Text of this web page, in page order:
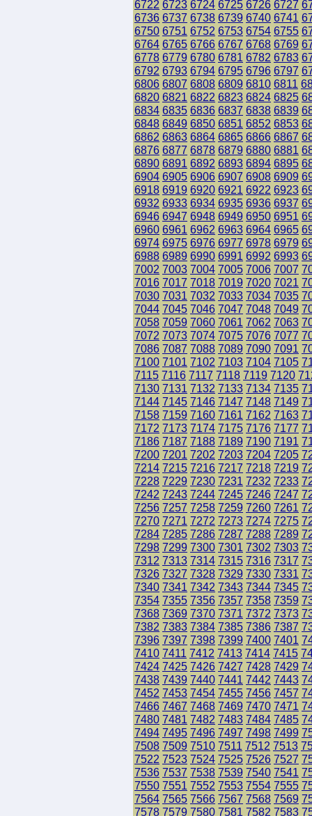
6722 6723 6724 6725 6726 6727
6736 6737 6738 6739 6740 6741
6750 6751 6752 6753 6754 6755
6764 6765 6766 6767 6768 6769
6778 6779 6780 6781 6782 6783
6792 6793 6794 6795 6796 6797
6806 6807 6808 6809 6810 6811
6820 6821 6822 6823 6824 6825
6834 6835 6836 6837 6838 6839
6848 6849 6850 6851 6852 6853
6862 6863 6864 6865 6866 6867
6876 6877 6878 6879 6880 6881
6890 6891 6892 6893 6894 6895
6904 6905 6906 6907 6908 6909
6918 6919 6920 6921 6922 6923
6932 6933 6934 6935 6936 6937
6946 6947 6948 6949 6950 6951
6960 6961 6962 6963 6964 6965
6974 6975 6976 6977 6978 6979
6988 6989 6990 6991 6992 6993
7002 7003 7004 7005 7006 7007
7016 7017 7018 7019 7020 7021
7030 7031 7032 7033 7034 7035
7044 7045 7046 7047 7048 7049
7058 7059 7060 7061 7062 7063
7072 7073 7074 7075 7076 7077
7086 7087 7088 7089 7090 7091
7100 7101 7102 7103 7104 7105
7115 7116 7117 7118 7119 7120
7130 7131 7132 7133 7134 7135
7144 7145 7146 7147 7148 7149
7158 7159 7160 7161 7162 7163
7172 7173 7174 7175 7176 7177
7186 7187 7188 7189 7190 7191
7200 7201 7202 7203 7204 7205
7214 7215 7216 7217 7218 7219
7228 7229 7230 7231 7232 7233
7242 7243 7244 7245 7246 7247
7256 7257 7258 7259 7260 7261
7270 7271 7272 7273 7274 7275
7284 7285 7286 7287 7288 7289
7298 7299 7300 7301 7302 7303
7312 7313 7314 7315 7316 7317
7326 7327 7328 7329 7330 7331
7340 7341 7342 7343 7344 7345
7354 7355 7356 7357 7358 7359
7368 7369 7370 7371 7372 7373
7382 7383 7384 7385 7386 7387
7396 7397 7398 7399 7400 7401
7410 7411 7412 7413 7414 7415
7424 7425 7426 7427 7428 7429
7438 7439 7440 7441 7442 7443
7452 7453 7454 7455 7456 7457
7466 7467 7468 7469 7470 7471
7480 7481 7482 7483 7484 7485
7494 7495 7496 7497 7498 7499
7508 7509 7510 7511 7512 7513
7522 7523 7524 7525 7526 7527
7536 7537 7538 7539 7540 7541
7550 7551 7552 7553 7554 7555
7564 7565 7566 7567 7568 7569
7578 7579 7580 7581 7582 7583